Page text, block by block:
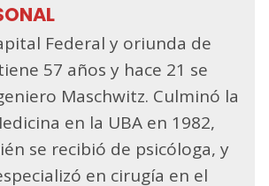
Federal y oriunda de
57 años y hace 21 se
Maschwitz. Culminó la
en la UBA en 1982,
se recibió de psicóloga, y
en cirugía en el